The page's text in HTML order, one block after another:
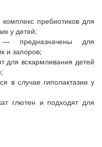
пребиотиков для
у детей;
предназначены для
и запоров;
для вскармливания детей
в случае гиполактазии у
глютен и подходят для